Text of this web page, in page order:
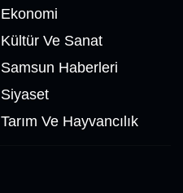
Ekonomi
Kültür Ve Sanat
Samsun Haberleri
Siyaset
Tarım Ve Hayvancılık